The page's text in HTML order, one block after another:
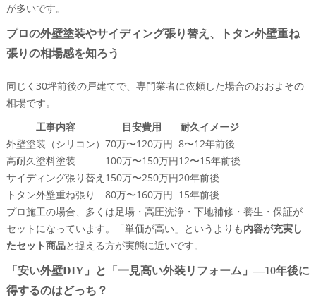
が多いです。
プロの外壁塗装やサイディング張り替え、トタン外壁重ね
張りの相場感を知ろう
同じく30坪前後の戸建てで、専門業者に依頼した場合のおおよその
相場です。
工事内容
目安費用
耐久イメージ
外壁塗装（シリコン） 70万〜120万円 8〜12年前後
高耐久塗料塗装
100万〜150万円12〜15年前後
サイディング張り替え 150万〜250万円20年前後
トタン外壁重ね張り
80万〜160万円 15年前後
プロ施工の場合、多くは足場・高圧洗浄・下地補修・養生・保証が
セットになっています。「単価が高い」というよりも内容が充実し
たセット商品と捉える方が実態に近いです。
「安い外壁DIY」と「一見高い外装リフォーム」―10年後に
得するのはどっち？